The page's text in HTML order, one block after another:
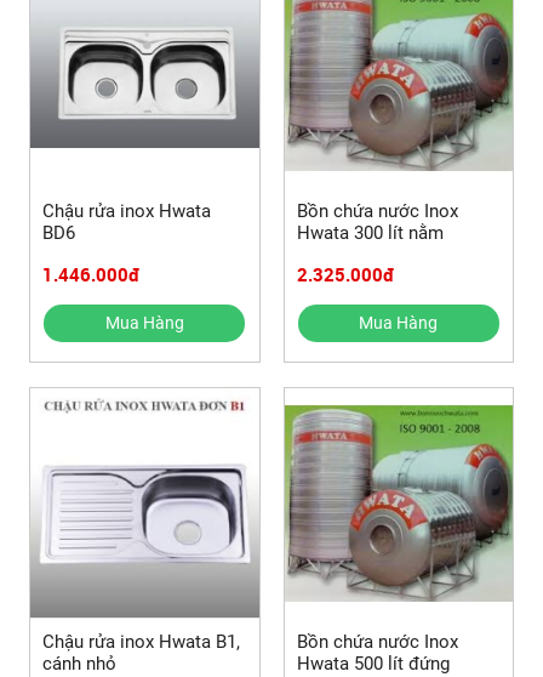
Chậu rửa inox Hwata
BD6
1.446.000đ
Mua Hàng
Bồn chứa nước Inox
Hwata 300 lít nằm
2.325.000đ
Mua Hàng
Chậu rửa inox Hwata B1,
cánh nhỏ
Bồn chứa nước Inox
Hwata 500 lít đứng